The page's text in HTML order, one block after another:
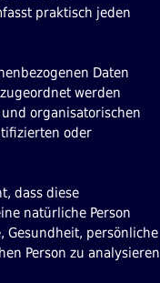
praktisch jeden
Daten
werden
organisatorischen
oder
dass diese
natürliche Person
Gesundheit, persönliche
Person zu analysieren